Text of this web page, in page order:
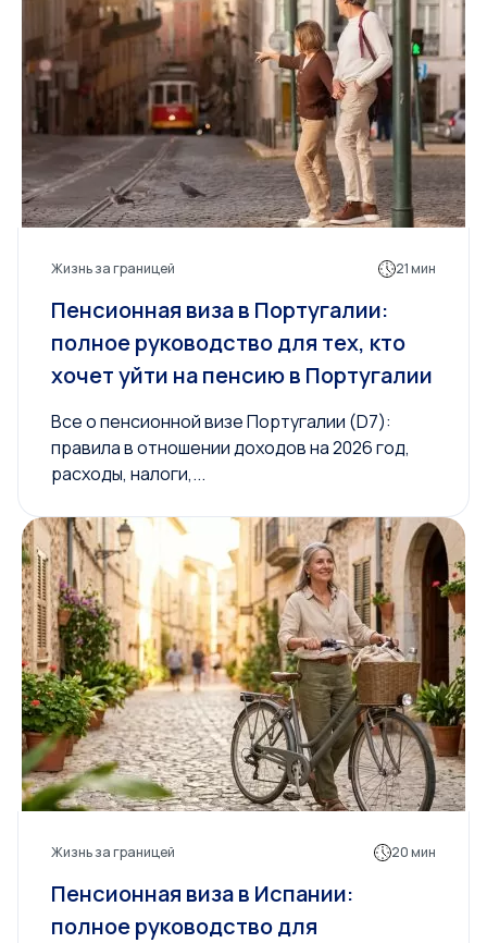
Жизнь за границей 21 мин
Пенсионная виза в Португалии:
полное руководство для тех, кто
хочет уйти на пенсию в Португалии
Все о пенсионной визе Португалии (D7):
правила в отношении доходов на 2026 год,
расходы, налоги,...
Жизнь за границей 20 мин
Пенсионная виза в Испании:
полное руководство для